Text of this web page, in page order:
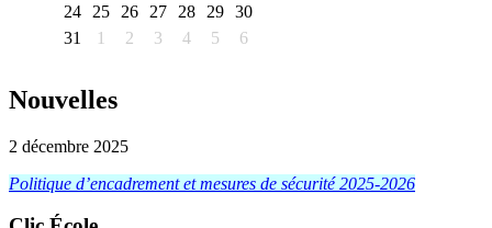
24
25 26 27 28 29 30
31
1 2 3 4 5 6
Nouvelles
2 décembre 2025
Politique d’encadrement et mesures de sécurité 2025-2026